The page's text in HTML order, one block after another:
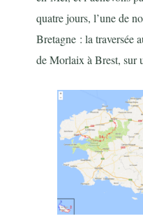
quatre jours, l’une de
Bretagne : la traversée
de Morlaix à Brest, sur